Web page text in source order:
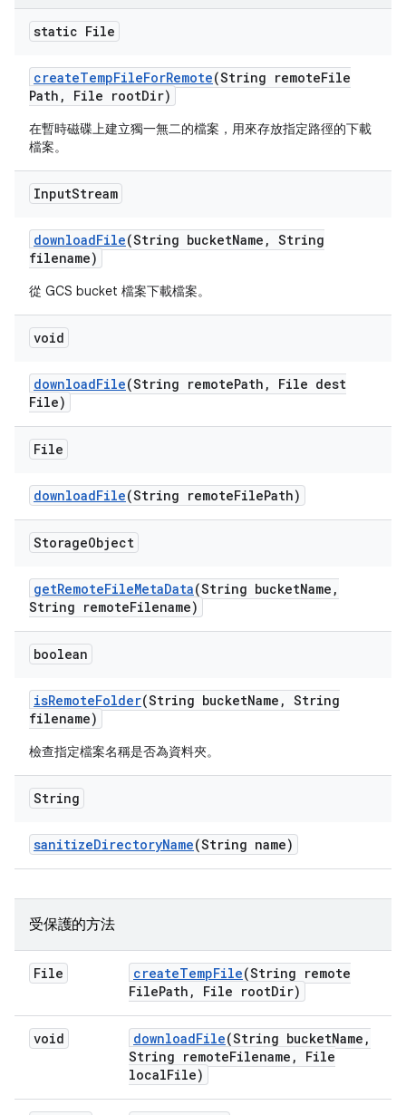
static File
createTempFileForRemote(String remoteFile
Path , File rootDir)
在暫時磁碟上建立獨一無二的檔案，用來存放指定路徑的下載
檔案。
InputStream
downloadFile(String bucketName , String
filename)
從 GCS bucket 檔案下載檔案。
void
downloadFile(String remotePath ,
File dest
File)
File
downloadFile(String remoteFilePath)
StorageObject
getRemoteFileMetaData(String bucketName ,
String remoteFilename)
boolean
isRemoteFolder(String bucketName , String
filename)
檢查指定檔案名稱是否為資料夾。
String
sanitizeDirectoryName(String name)
受保護的方法
File createTempFile(String remote
FilePath , File rootDir)
void downloadFile(String bucketName ,
String remoteFilename ,
File
localFile)